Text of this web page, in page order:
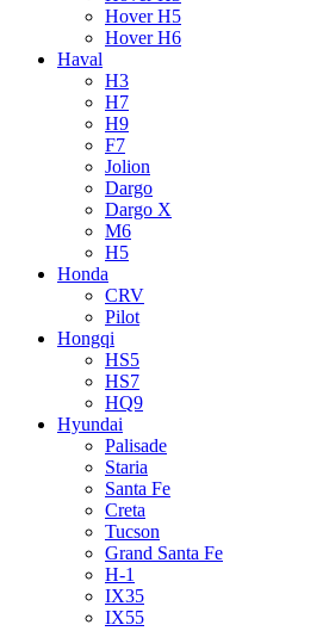
Hover H5
Hover H6
Haval
H3
H7
H9
F7
Jolion
Dargo
Dargo X
M6
H5
Honda
CRV
Pilot
Hongqi
HS5
HS7
HQ9
Hyundai
Palisade
Staria
Santa Fe
Creta
Tucson
Grand Santa Fe
H-1
IX35
IX55